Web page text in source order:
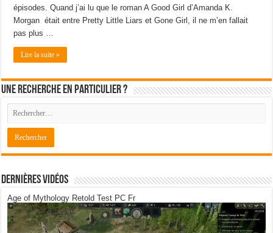
épisodes. Quand j’ai lu que le roman A Good Girl d’Amanda K.
Morgan était entre Pretty Little Liars et Gone Girl, il ne m’en fallait
pas plus …
Lire la suite »
Une recherche en particulier ?
Dernières Vidéos
Age of Mythology Retold Test PC Fr